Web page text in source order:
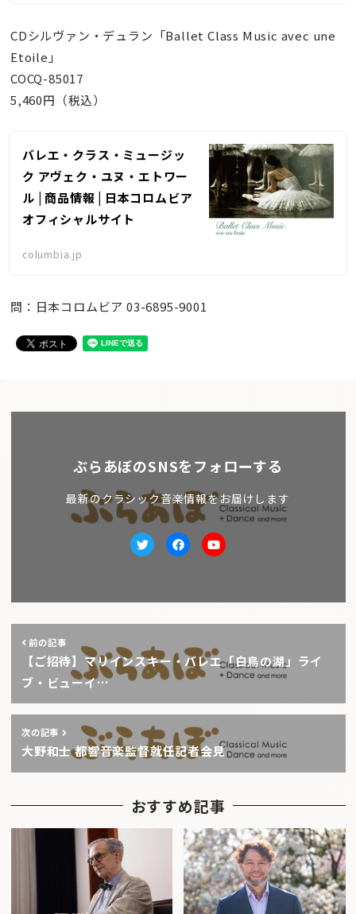
CDシルヴァン・デュラン「Ballet Class Music avec une
Etoile」
COCQ-85017
5,460円（税込）
バレエ・クラス・ミュージッ
ク アヴェク・ユヌ・エトワー
ル | 商品情報 | 日本コロムビア
オフィシャルサイト
columbia.jp
問：日本コロムビア 03-6895-9001
ぶらあぼのSNSをフォローする
最新のクラシック音楽情報をお届けします
TwitterfacebookYoutube
前の記事
【ご招待】マリインスキー・バレエ「白鳥の湖」ライ
ブ・ビューイ…
次の記事
大野和士 都響音楽監督就任記者会見
おすすめ記事